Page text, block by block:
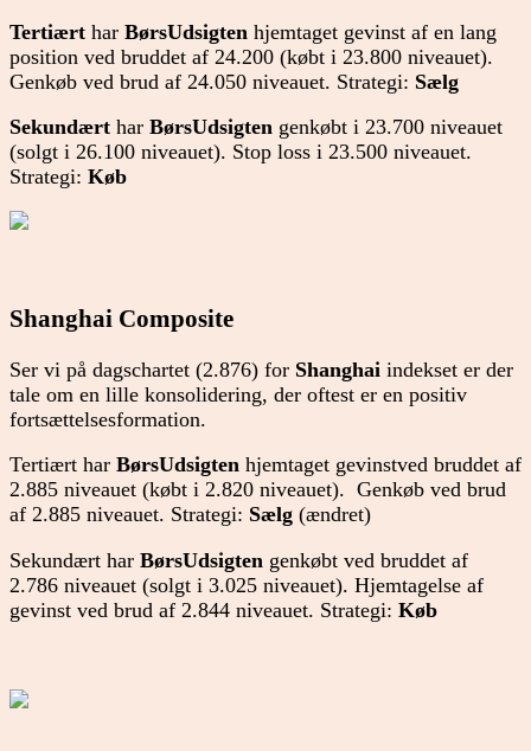
Tertiært har BørsUdsigten hjemtaget gevinst af en lang
position ved bruddet af 24.200 (købt i 23.800 niveauet).
Genkøb ved brud af 24.050 niveauet. Strategi: Sælg
Sekundært har BørsUdsigten genkøbt i 23.700 niveauet
(solgt i 26.100 niveauet). Stop loss i 23.500 niveauet.
Strategi: Køb
Shanghai Composite
Ser vi på dagschartet (2.876) for Shanghai indekset er der
tale om en lille konsolidering, der oftest er en positiv
fortsættelsesformation.
Tertiært har BørsUdsigten hjemtaget gevinstved bruddet af
2.885 niveauet (købt i 2.820 niveauet). Genkøb ved brud
af 2.885 niveauet. Strategi: Sælg (ændret)
Sekundært har BørsUdsigten genkøbt ved bruddet af
2.786 niveauet (solgt i 3.025 niveauet). Hjemtagelse af
gevinst ved brud af 2.844 niveauet. Strategi: Køb